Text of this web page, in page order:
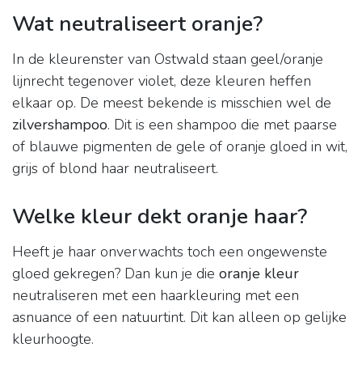
Wat neutraliseert oranje?
In de kleurenster van Ostwald staan geel/oranje
lijnrecht tegenover violet, deze kleuren heffen
elkaar op. De meest bekende is misschien wel de
zilvershampoo. Dit is een shampoo die met paarse
of blauwe pigmenten de gele of oranje gloed in wit,
grijs of blond haar neutraliseert.
Welke kleur dekt oranje haar?
Heeft je haar onverwachts toch een ongewenste
gloed gekregen? Dan kun je die oranje kleur
neutraliseren met een haarkleuring met een
asnuance of een natuurtint. Dit kan alleen op gelijke
kleurhoogte.